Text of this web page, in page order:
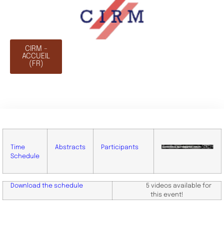
CIRM -
ACCUEIL
(FR)
Time
Schedule
Abstracts Participants
Download the schedule
5 videos available for
this event!